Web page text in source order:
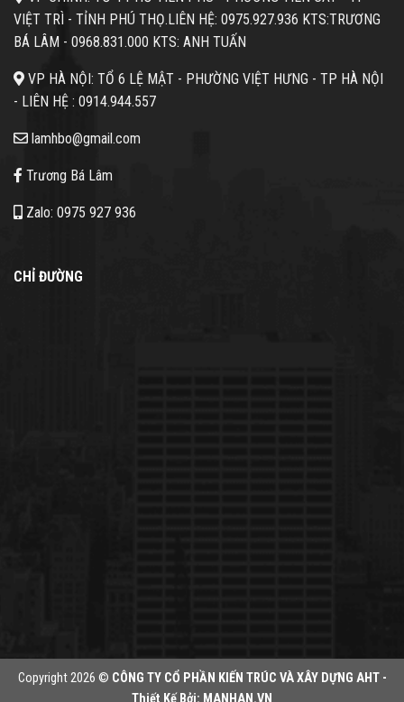
VIỆT TRÌ - TỈNH PHÚ THỌ.LIÊN HỆ: 0975.927.936 KTS:TRƯƠNG
BÁ LÂM - 0968.831.000 KTS: ANH TUẤN
VP HÀ NỘI: TỔ 6 LỆ MẬT - PHƯỜNG VIỆT HƯNG - TP HÀ NỘI
- LIÊN HỆ : 0914.944.557
lamhbo@gmail.com
Trương Bá Lâm
Zalo: 0975 927 936
CHỈ ĐƯỜNG
Copyright 2026 © CÔNG TY CỔ PHẦN KIẾN TRÚC VÀ XÂY DỰNG AHT -
Thiết Kế Bởi: MANHAN.VN